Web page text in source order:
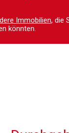
Immobilien, die
könnten.